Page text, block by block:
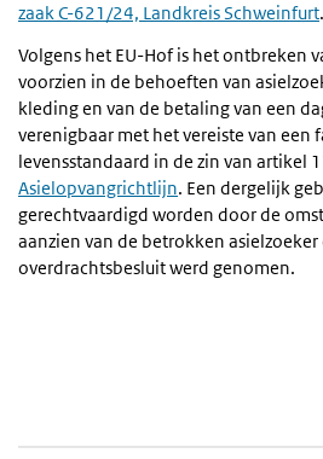
zaak C-621/24, Landkreis Schweinfurt.
Volgens het EU-Hof is het ontbreken
voorzien in de behoeften van
kleding en van de betaling van een
verenigbaar met het vereiste van een
levensstandaard in de zin van artikel
Asielopvangrichtlijn. Een dergelijk
gerechtvaardigd worden door de
aanzien van de betrokken
overdrachtsbesluit werd genomen.